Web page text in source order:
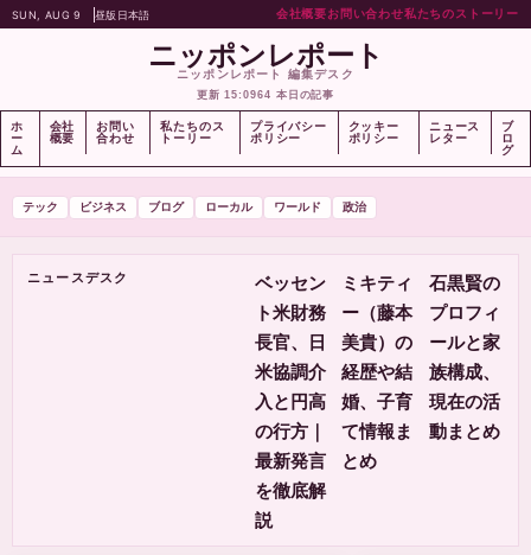
SUN, AUG 9 昼版 日本語 会社概要お問い合わせ私たちのストーリー
ニッポンレポート
ニッポンレポート 編集デスク
更新 15:0964 本日の記事
ホ
ー
ム
会社
概要
お問い
合わせ
私たちのス
トーリー
プライバシー
ポリシー
クッキー
ポリシー
ニュース
レター
ブ
ロ
グ
テック ビジネス ブログ ローカル ワールド 政治
ニュースデスク
ベッセン
ト米財務
長官、日
米協調介
入と円高
の行方｜
最新発言
を徹底解
説
ミキティ
ー（藤本
美貴）の
経歴や結
婚、子育
て情報ま
とめ
石黒賢の
プロフィ
ールと家
族構成、
現在の活
動まとめ